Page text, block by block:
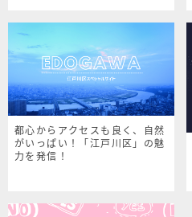
都心からアクセスも良く、自然
がいっぱい！「江戸川区」の魅
力を発信！